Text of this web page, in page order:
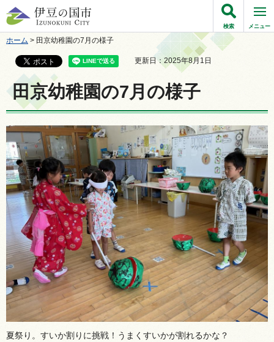
伊豆の国市
検索 メニュー
ホーム > 田京幼稚園の7月の様子
更新日：2025年8月1日
田京幼稚園の7月の様子
夏祭り。すいか割りに挑戦！うまくすいかが割れるかな？